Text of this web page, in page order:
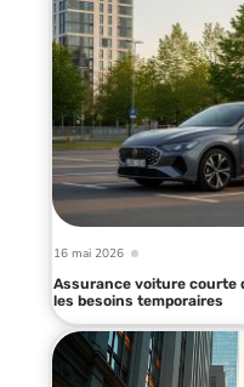
16 mai 2026
Assurance voiture courte
les besoins temporaires